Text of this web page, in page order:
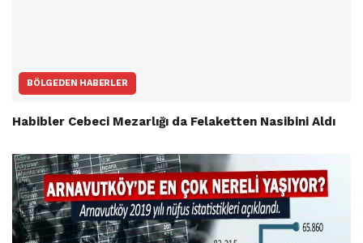
BÖLGEDEN HABERLER
Habibler Cebeci Mezarlığı da Felaketten Nasibini Aldı